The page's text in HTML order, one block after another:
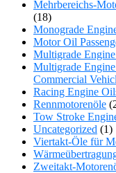
Mehrbereichs-
(18)
Monograde
Motor Oil
Multigrade
Multigrade
Commercial
Racing Engine
Rennmotorenöle
Tow Stroke
Uncategorized (1)
Viertakt-Öle für
Zweitakt-